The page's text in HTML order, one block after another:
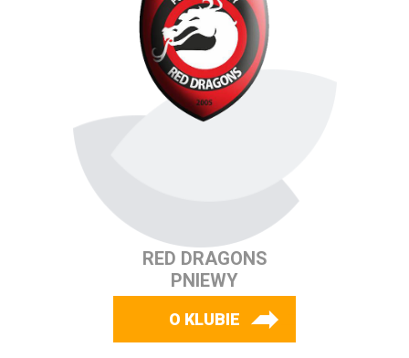
RED DRAGONS
PNIEWY
O KLUBIE